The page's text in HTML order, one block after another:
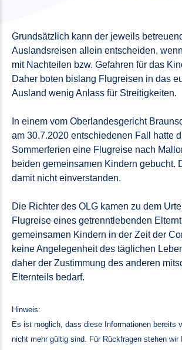
Grundsätzlich kann der jeweils
Auslandsreisen allein entscheiden,
mit Nachteilen bzw. Gefahren für das
Daher boten bislang Flugreisen in das
Ausland wenig Anlass für Streitigkeiten.
In einem vom Oberlandesgericht
am 30.7.2020 entschiedenen Fall hatte
Sommerferien eine Flugreise nach
beiden gemeinsamen Kindern gebucht.
damit nicht einverstanden.
Die Richter des OLG kamen zu dem
Flugreise eines getrenntlebenden
gemeinsamen Kindern in der Zeit der
keine Angelegenheit des täglichen
daher der Zustimmung des anderen
Elternteils bedarf.
Hinweis:
Es ist möglich, dass diese Informationen bereits
nicht mehr gültig sind. Für Rückfragen stehen wir